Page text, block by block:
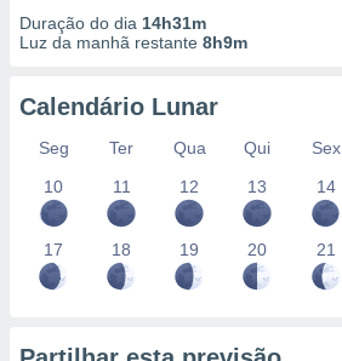
Duração do dia 14h31m
Luz da manhã restante 8h9m
Calendário Lunar
Seg Ter Qua Qui Sex
10
11 12 13 14
17 18 19 20 21